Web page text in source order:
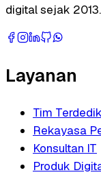
digital sejak 2013.
Layanan
Tim
Rekayasa
Konsultan IT
Produk